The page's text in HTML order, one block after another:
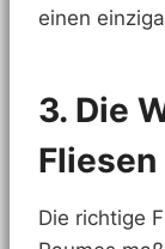
einen
3. Die
Fliesen
Die richtige